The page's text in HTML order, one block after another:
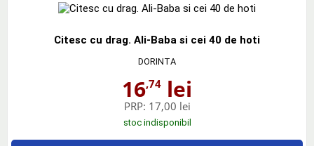
Citesc cu drag. Ali-Baba si cei 40 de hoti
DORINTA
16,74 lei
PRP: 17,00 lei
stoc indisponibil